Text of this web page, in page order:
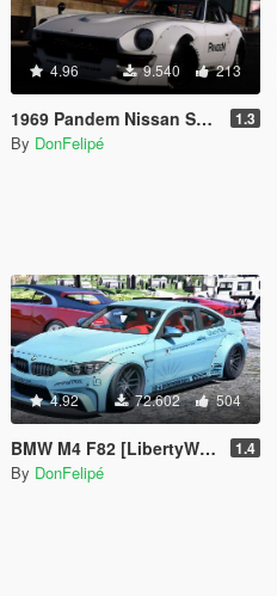
4.96 9.540 213
1969 Pandem Nissan S30 [Add-On | RHD | 4K Template] 1.3
By DonFelipé
4.92 72.602 504
BMW M4 F82 [LibertyWalk | Animated Engine | Template] 1.4
By DonFelipé